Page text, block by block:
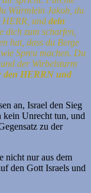
Würmlein Jakob, du
HERR, und dein
dich zum scharfen,
hat, dass du Berge
Spreu machen. Du
der Wirbelsturm
den HERRN und
an, Israel den Sieg
kein Unrecht tun, und
zu der
nicht nur aus dem
den Gott Israels und